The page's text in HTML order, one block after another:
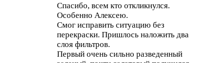
Спасибо, всем кто откликнулся.
Особенно Алексею.
Смог исправить ситуацию без
перекраски. Пришлось наложить два
слоя фильтров.
Первый очень сильно разведенный